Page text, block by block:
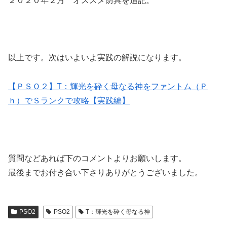
以上です。次はいよいよ実践の解説になります。
【ＰＳＯ２】T：輝光を砕く母なる神をファントム（Ｐ
ｈ）でＳランクで攻略【実践編】
質問などあれば下のコメントよりお願いします。
最後までお付き合い下さりありがとうございました。
PSO2 PSO2 T：輝光を砕く母なる神